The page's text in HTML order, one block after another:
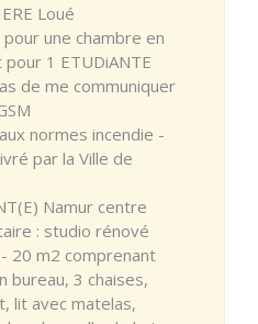
Loué
une chambre en
1 ETUDiANTE
de me communiquer
normes incendie -
par la Ville de
Namur centre
: studio rénové
20 m2 comprenant
bureau, 3 chaises,
lit avec matelas,